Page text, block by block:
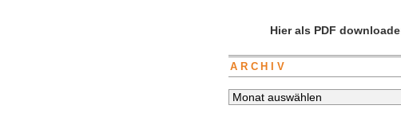
Hier als PDF
ARCHIV
Archiv